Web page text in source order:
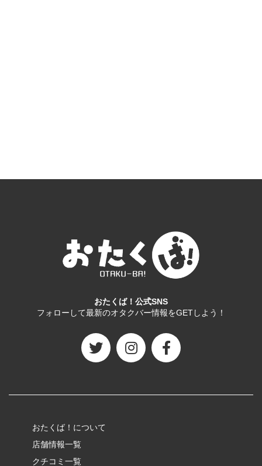
おたくば！公式SNS
フォローして最新のオタクバー情報をGETしよう！
おたくば！について
店舗情報一覧
クチコミ一覧